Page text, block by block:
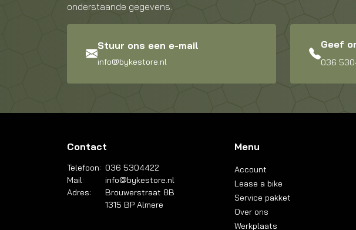
onderstaande gegevens.
Stuur ons een e-mail
info@bykestore.nl
Geef
036
Contact
Telefoon: 036 5304422
Mail:
info@bykestore.nl
Adres:
Brouwerstraat 8B
1315 BP Almere
Menu
Account
Lease a bike
Service pakket
Over ons
Werkplaats